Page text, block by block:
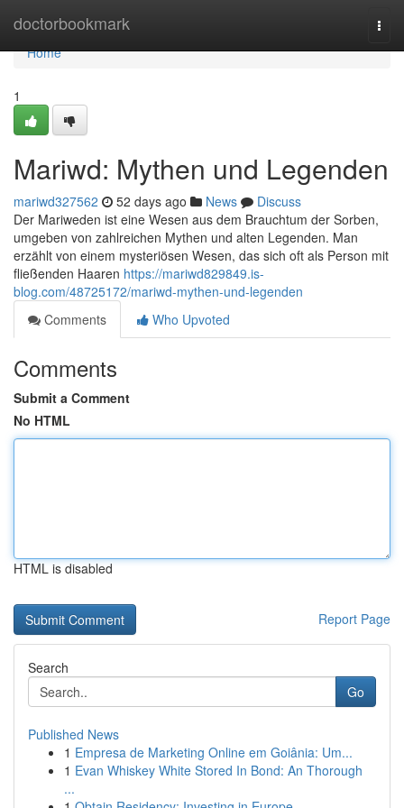
doctorbookmark
Home
Home
1
Mariwd: Mythen und Legenden
mariwd327562 52 days ago News
Discuss
Der Mariweden ist eine Wesen aus dem Brauchtum der Sorben,
umgeben von zahlreichen Mythen und alten Legenden. Man
erzählt von einem mysteriösen Wesen, das sich oft als Person mit
fließenden Haaren https://mariwd829849.is-
blog.com/48725172/mariwd-mythen-und-legenden
Comments
Who Upvoted
Comments
Submit a Comment
No HTML
HTML is disabled
Report Page
Search
Go
Published News
1 Empresa de Marketing Online em Goiânia: Um...
1 Evan Whiskey White Stored In Bond: An Thorough
...